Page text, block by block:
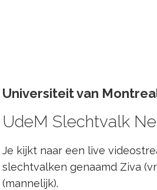
Universiteit van
UdeM Slechtvalk
Je kijkt naar een live
slechtvalken genaamd Ziva
(mannelijk).